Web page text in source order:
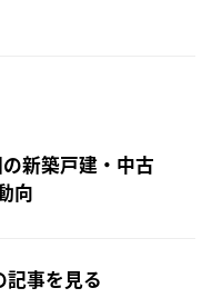
新築戸建・中古
向
記事を見る